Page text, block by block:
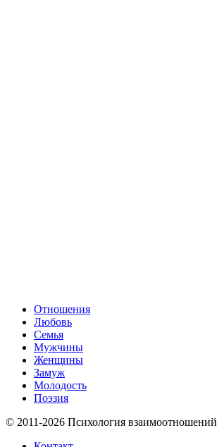
Отношения
Любовь
Семья
Мужчины
Женщины
Замуж
Молодость
Поэзия
© 2011-2026 Психология взаимоотношений